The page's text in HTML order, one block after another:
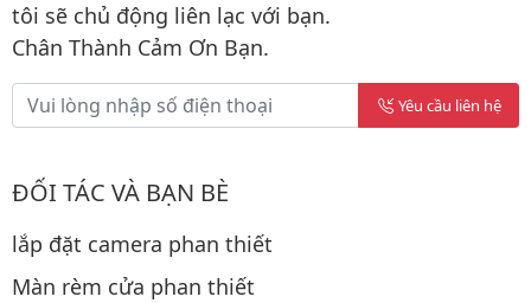
tôi sẽ chủ động liên lạc với bạn.
Chân Thành Cảm Ơn Bạn.
Yêu cầu liên hệ
ĐỐI TÁC VÀ BẠN BÈ
lắp đặt camera phan thiết
Màn rèm cửa phan thiết